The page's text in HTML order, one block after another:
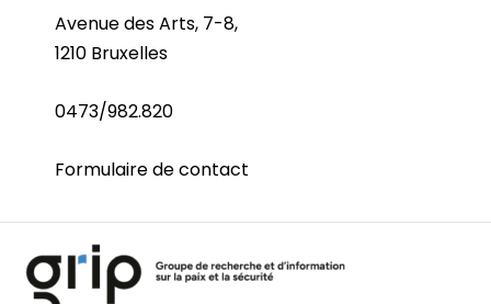
Avenue des Arts, 7-8,
1210 Bruxelles
0473/982.820
Formulaire de contact